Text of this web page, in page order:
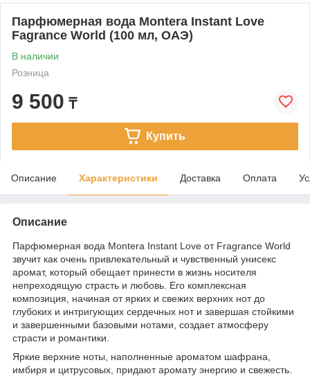
Парфюмерная вода Montera Instant Love
Fagrance World (100 мл, ОАЭ)
В наличии
Розница
9 500 ₸
Купить
Описание Характеристики Доставка Оплата
Описание
Парфюмерная вода Montera Instant Love от Fragrance World
звучит как очень привлекательный и чувственный унисекс
аромат, который обещает принести в жизнь носителя
непреходящую страсть и любовь. Его комплексная
композиция, начиная от ярких и свежих верхних нот до
глубоких и интригующих сердечных нот и завершая стойкими
и завершенными базовыми нотами, создает атмосферу
страсти и романтики.
Яркие верхние ноты, наполненные ароматом шафрана,
имбиря и цитрусовых, придают аромату энергию и свежесть.